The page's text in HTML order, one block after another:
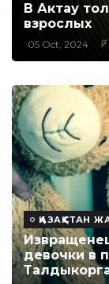
В Актау
взрослых
05 Oct, 2024
ҚАЗАҚСТАН
девочки в